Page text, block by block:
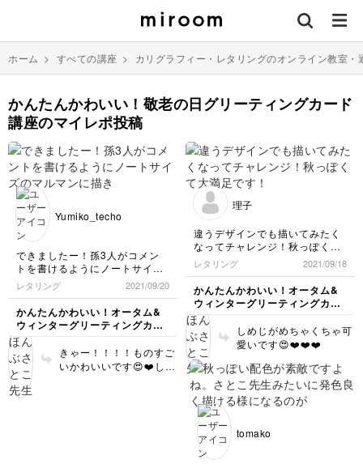
ホーム > すべての講座 > カリグラフィー・レタリングのオンライン教室・
かんたんかわいい！敬老の日グリーティングカード
講座のマイレポ投稿
Yumiko_techo
できましたー！孫3人がコメン
トを書けるようにノートサイズ
のマルマンに描きました。そし
て子供からなので「いつもあり
がとう❤️」に🥰 下の部分の
茶色、水の加減を一定にする様
に心がけて塗りました！いい感
じにできたと思います。葉っぱ
は上手くでき、紫のつぶつぶの
お花はまだまだかな！
レタリング 2021/09/20
かんたんかわいい！オータム&
ウィンターグリーティングカー
ド講座
きゃー！！！！ものすご
いかわいいです😍❤️しか
理子
違うデザインでも描いてみたく
なってチャレンジ！秋っぽくて
大満足です！
レタリング 2021/09/18
かんたんかわいい！オータム&
ウィンターグリーティングカー
ド講座
しめじがめちゃくちゃ可
愛いです😍❤️❤️❤️
tomako